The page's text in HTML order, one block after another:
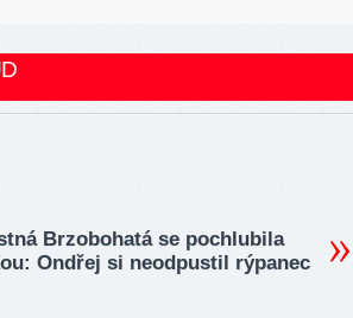
Brzobohatá se pochlubila
Ondřej si neodpustil rýpanec